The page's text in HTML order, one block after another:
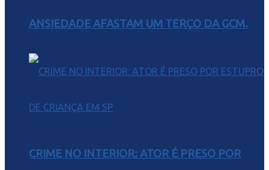
ANSIEDADE AFASTAM UM TERÇO DA GCM.
CRIME NO INTERIOR: ATOR É PRESO POR